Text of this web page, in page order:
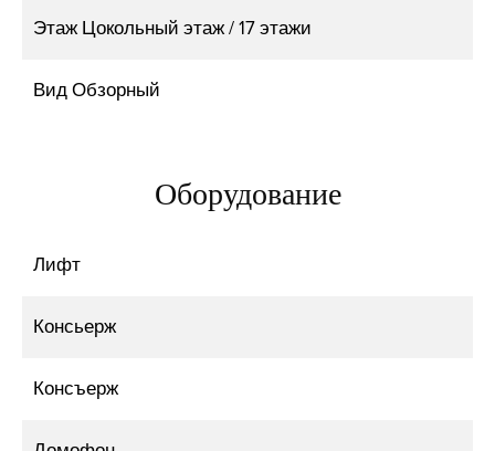
Этаж Цокольный этаж / 17 этажи
ВидОбзорный
Оборудование
Лифт
Консьерж
Консъерж